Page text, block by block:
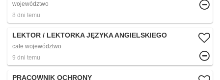
województwo
8 dni temu
LEKTOR / LEKTORKA JĘZYKA ANGIELSKIEGO
całe województwo
9 dni temu
PRACOWNIK OCHRONY